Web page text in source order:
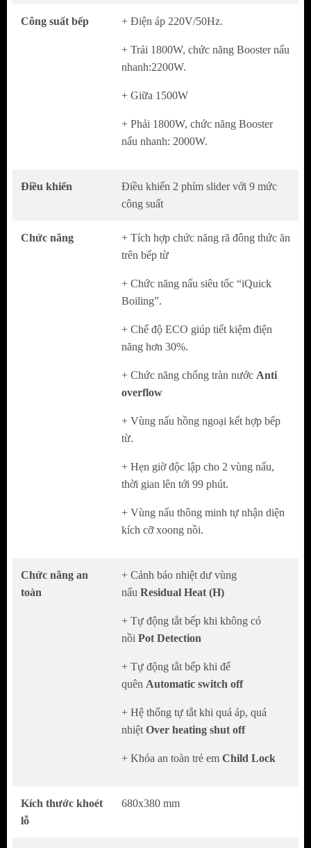
Hẹn giờ độc lập cho 2 vùng nấu, thời gian lên
Vùng nấu thông minh tự nhận diện kích cỡ
Chức năng đặc biệt:
Tích hợp chức năng rã đông thức ăn trên bếp
Chế độ ECO giúp tiết kiệm điện năng hơn
Chức năng chống tràn nướcAnti overflow
Cảnh báo nhiệt dư vùng nấu
Tự động tắt bếp khi không có nồi
Tự động tắt bếp khi để quên Automatic
Hệ thống tự tắt khi quá áp, quá nhiệtOver
Khóa an toàn trẻ emChild Lock
Số bếp nấu: 02 bếp
Điện áp 220V/50Hz.
Trái 1800W, chức năng Booster nấu
Phải 1800W, chức năng Booster nấu nhanh:
Kích thước (dài x rộng x cao):
Kích thước khoét lỗ: 680x380mm
Công suất bếp + Điện áp 220V/50Hz.
+ Trái 1800W, chức năng Booster nấu
nhanh:2200W.
+ Giữa 1500W
+ Phải 1800W, chức năng Booster
nấu nhanh: 2000W.
Điều khiển
Điều khiển 2 phím slider với 9 mức
công suất
Chức năng
+ Tích hợp chức năng rã đông thức ăn
trên bếp từ
+ Chức năng nấu siêu tốc “iQuick
Boiling”.
+ Chế độ ECO giúp tiết kiệm điện
năng hơn 30%.
+ Chức năng chống tràn nước Anti
overflow
+ Vùng nấu hồng ngoại kết hợp bếp
từ.
+ Hẹn giờ độc lập cho 2 vùng nấu,
thời gian lên tới 99 phút.
+ Vùng nấu thông minh tự nhận diện
kích cỡ xoong nồi.
Chức năng an
toàn
+ Cảnh báo nhiệt dư vùng
nấu Residual Heat (H)
+ Tự động tắt bếp khi không có
nồi Pot Detection
+ Tự động tắt bếp khi để
quên Automatic switch off
+ Hệ thống tự tắt khi quá áp, quá
nhiệt Over heating shut off
+ Khóa an toàn trẻ em Child Lock
Kích thước khoét
lỗ
680x380 mm